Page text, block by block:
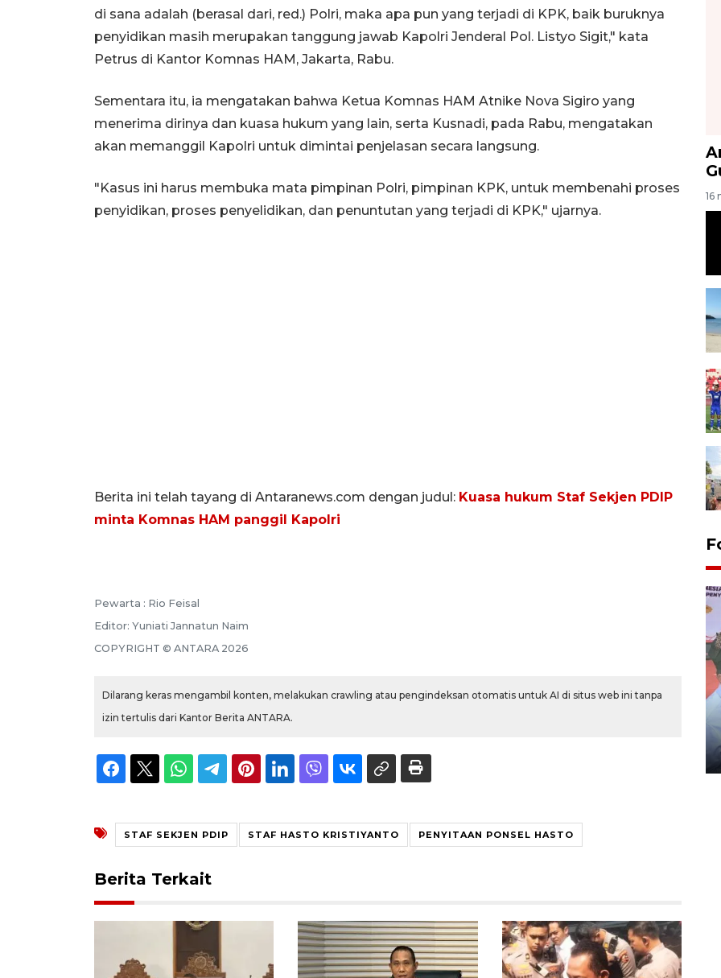
di sana adalah (berasal dari, red.) Polri, maka apa pun yang terjadi di KPK, baik buruknya
penyidikan masih merupakan tanggung jawab Kapolri Jenderal Pol. Listyo Sigit," kata
Petrus di Kantor Komnas HAM, Jakarta, Rabu.
Sementara itu, ia mengatakan bahwa Ketua Komnas HAM Atnike Nova Sigiro yang
menerima dirinya dan kuasa hukum yang lain, serta Kusnadi, pada Rabu, mengatakan
akan memanggil Kapolri untuk dimintai penjelasan secara langsung.
"Kasus ini harus membuka mata pimpinan Polri, pimpinan KPK, untuk membenahi proses
penyidikan, proses penyelidikan, dan penuntutan yang terjadi di KPK," ujarnya.
Berita ini telah tayang di Antaranews.com dengan judul: Kuasa hukum Staf Sekjen PDIP
minta Komnas HAM panggil Kapolri
Pewarta : Rio Feisal
Editor: Yuniati Jannatun Naim
COPYRIGHT © ANTARA 2026
Dilarang keras mengambil konten, melakukan crawling atau pengindeksan otomatis untuk AI di situs web ini tanpa
izin tertulis dari Kantor Berita ANTARA.
STAF SEKJEN PDIP STAF HASTO KRISTIYANTO PENYITAAN PONSEL HASTO
Berita Terkait
16